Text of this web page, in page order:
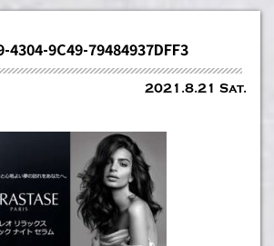
4304-9C49-79484937DFF3
2021.8.21 Sat.